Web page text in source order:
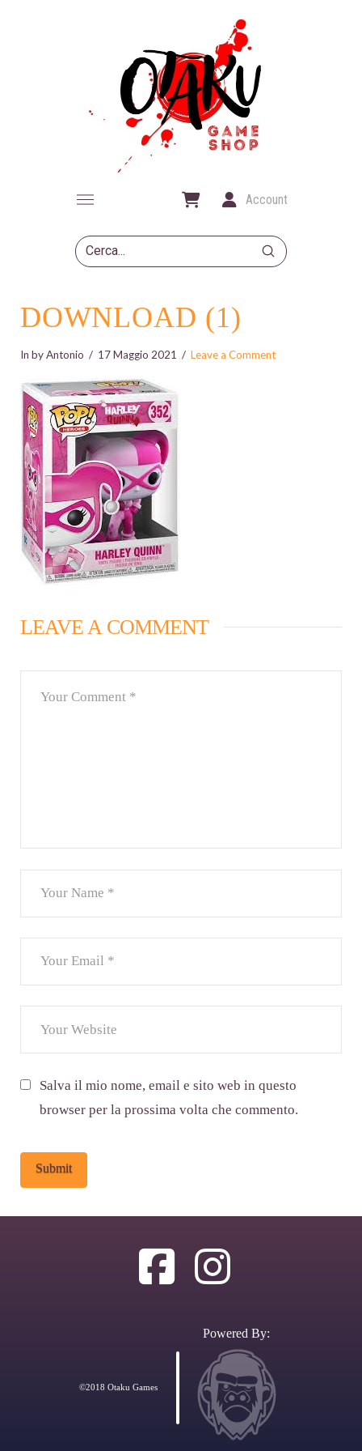
Account
Search
Submit
DOWNLOAD (1)
In by Antonio 17 Maggio 2021 Leave a Comment
LEAVE A COMMENT
Salva il mio nome, email e sito web in questo
browser per la prossima volta che commento.
©2018 Otaku Games
Powered By: